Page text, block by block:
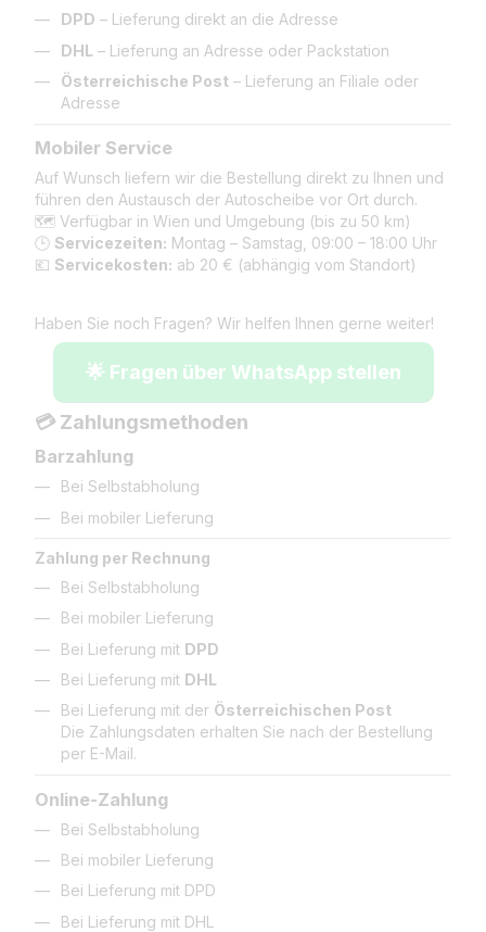
DPD – Lieferung direkt an die Adresse
DHL – Lieferung an Adresse oder Packstation
Österreichische Post – Lieferung an Filiale oder
Adresse
Mobiler Service
Auf Wunsch liefern wir die Bestellung direkt zu Ihnen und
führen den Austausch der Autoscheibe vor Ort durch.
🗺️ Verfügbar in Wien und Umgebung (bis zu 50 km)
🕒 Servicezeiten: Montag – Samstag, 09:00 – 18:00 Uhr
💶 Servicekosten: ab 20 € (abhängig vom Standort)
Haben Sie noch Fragen? Wir helfen Ihnen gerne weiter!
🌟 Fragen über WhatsApp stellen
💳 Zahlungsmethoden
Barzahlung
Bei Selbstabholung
Bei mobiler Lieferung
Zahlung per Rechnung
Bei Selbstabholung
Bei mobiler Lieferung
Bei Lieferung mit DPD
Bei Lieferung mit DHL
Bei Lieferung mit der Österreichischen Post
Die Zahlungsdaten erhalten Sie nach der Bestellung
per E-Mail.
Online-Zahlung
Bei Selbstabholung
Bei mobiler Lieferung
Bei Lieferung mit DPD
Bei Lieferung mit DHL